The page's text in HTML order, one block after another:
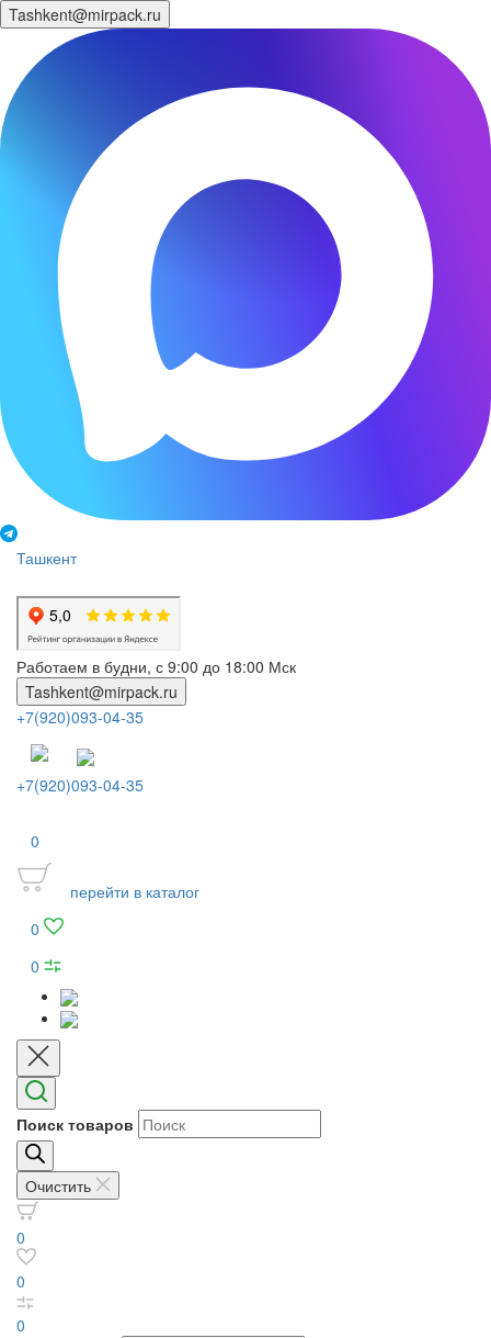
Tashkent@mirpack.ru
Ташкент
Работаем в будни, с 9:00 до 18:00 Мск
Tashkent@mirpack.ru
+7(920)093-04-35
+7(920)093-04-35
0
перейти в каталог
0
0
Поиск товаров
Очистить
0
0
0